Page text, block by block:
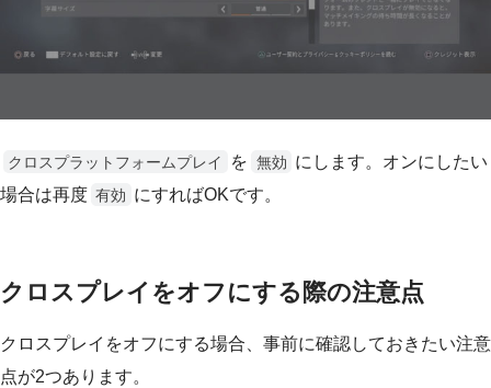
クロスプラットフォームプレイ を 無効 にします。オンにしたい
場合は再度 有効 にすればOKです。
クロスプレイをオフにする際の注意点
クロスプレイをオフにする場合、事前に確認しておきたい注意
点が2つあります。